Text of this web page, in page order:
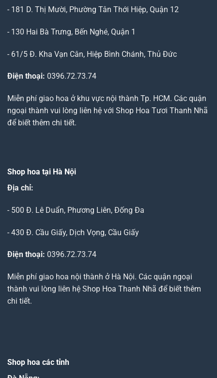
- 181 D. Thị Mười, Phường Tân Thới Hiệp, Quận 12
- 130 Hai Bà Trưng, Bến Nghé, Quận 1
- 61/5 Đ. Kha Vạn Cân, Hiệp Bình Chánh, Thủ Đức
Điện thoại: 0396.72.73.74
Miễn phí giao hoa ở khu vực nội thành Tp. HCM. Các quận
ngoại thành vui lòng liên hệ với Shop Hoa Tươi Thanh Nhã
để biết thêm chi tiết.
Shop hoa tại Hà Nội
Địa chỉ:
- 500 Đ. Lê Duẩn, Phương Liên, Đống Đa
- 430 Đ. Cầu Giấy, Dịch Vọng, Cầu Giấy
Điện thoại: 0396.72.73.74
Miễn phí giao hoa nội thành ở Hà Nội. Các quận ngoại
thành vui lòng liên hệ Shop Hoa Thanh Nhã để biết thêm
chi tiết.
Shop hoa các tỉnh